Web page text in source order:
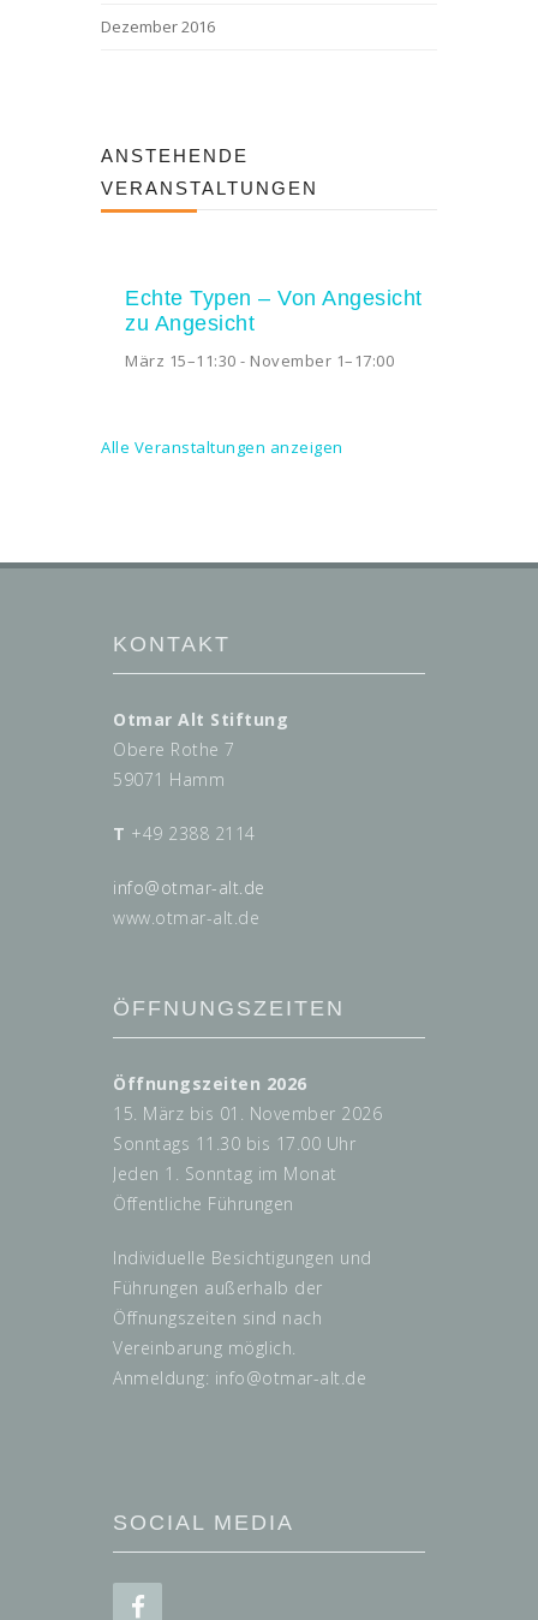
Dezember 2016
ANSTEHENDE
VERANSTALTUNGEN
Echte Typen – Von Angesicht
zu Angesicht
März 15–11:30 - November 1–17:00
Alle Veranstaltungen anzeigen
KONTAKT
Otmar Alt Stiftung
Obere Rothe 7
59071 Hamm
T +49 2388 2114
info@otmar-alt.de
www.otmar-alt.de
ÖFFNUNGSZEITEN
Öffnungszeiten 2026
15. März bis 01. November 2026
Sonntags 11.30 bis 17.00 Uhr
Jeden 1. Sonntag im Monat
Öffentliche Führungen
Individuelle Besichtigungen und
Führungen außerhalb der
Öffnungszeiten sind nach
Vereinbarung möglich.
Anmeldung: info@otmar-alt.de
SOCIAL MEDIA